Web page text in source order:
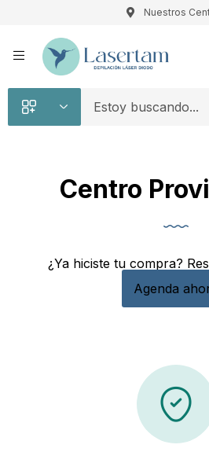
Nuestros
Centro
¿Ya hiciste tu compra?
Agenda
Registro
Recuérdame
¿Crear una